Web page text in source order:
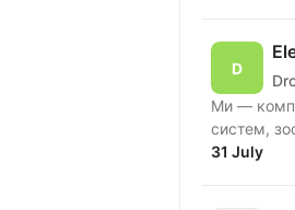
Ми —
систем,
31 July